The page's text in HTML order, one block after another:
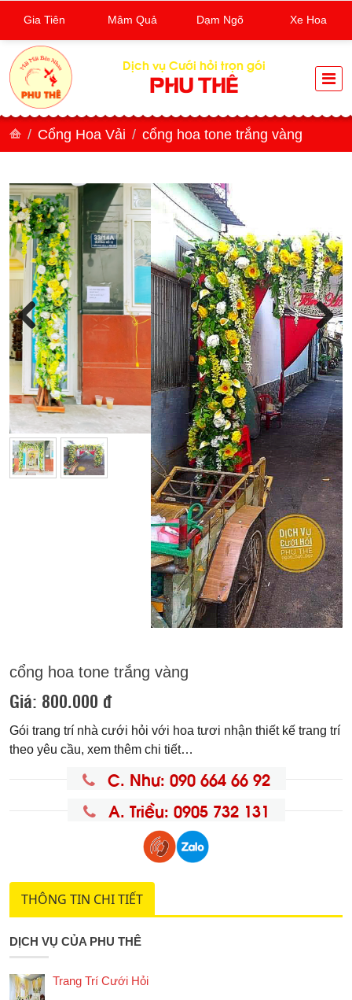
Dịch vụ Cưới hỏi trọn gói
PHU THÊ
Cổng Hoa Vải cổng hoa tone trắng vàng
Previous Next
cổng hoa tone trắng vàng
Giá: 800.000 đ
Gói trang trí nhà cưới hỏi với hoa tươi nhận thiết kế trang trí
theo yêu cầu, xem thêm chi tiết…
C. Như: 090 664 66 92
A. Triều: 0905 732 131
THÔNG TIN CHI TIẾT
DỊCH VỤ CỦA PHU THÊ
Trang Trí Cưới Hỏi
Gia Tiên Mâm Quả Dạm Ngõ Xe Hoa